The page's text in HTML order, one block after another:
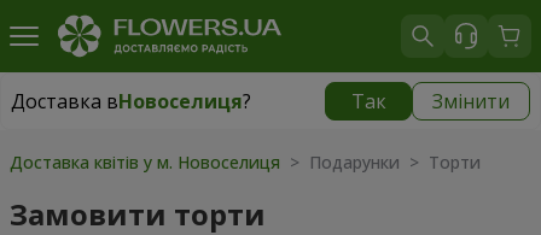
Доставка вНовоселиця? Так Змінити
Доставка вНовоселиця| безкоштовно
Доставка квітів у м. Новоселиця > Подарунки > Торти
Замовити торти